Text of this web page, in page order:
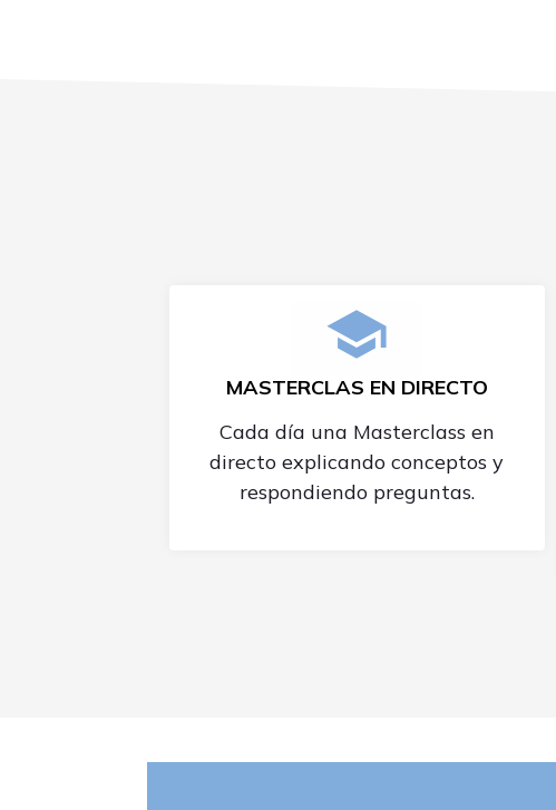
MASTERCLAS EN DIRECTO
Cada día una Masterclass en
directo explicando conceptos y
respondiendo preguntas.